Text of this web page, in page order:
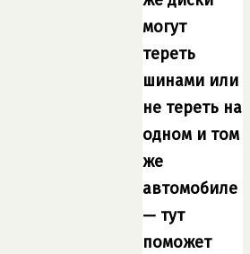
могут
тереть
шинами или
не тереть на
одном и том
же
автомобиле
— тут
поможет